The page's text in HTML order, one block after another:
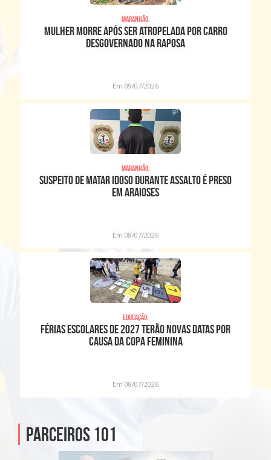
Maranhão,
Mulher morre após ser atropelada por carro
desgovernado na Raposa
Em 09/07/2026
Maranhão,
Suspeito de matar idoso durante assalto é preso
em Araioses
Em 08/07/2026
Educação,
Férias escolares de 2027 terão novas datas por
causa da Copa Feminina
Em 08/07/2026
Parceiros 101